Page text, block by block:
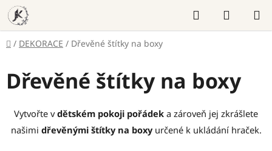
Přejít
na
obsah
Hledat
KOŠÍK
Domů
/ DEKORACE / Dřevěné štítky na boxy
Dřevěné štítky na boxy
Vytvořte vdětském pokoji pořádek a zároveň jej zkrášlete
našimi dřevěnými štítky na boxyurčené k ukládání hraček.